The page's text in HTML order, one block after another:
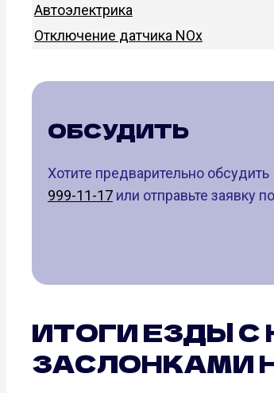
Автоэлектрика
Отключение датчика NOx
ОБСУДИТЬ
Хотите предварительно
999-11-17 или отправьте заявку
ИТОГИ ЕЗДЫ
ЗАСЛОНКАМИ